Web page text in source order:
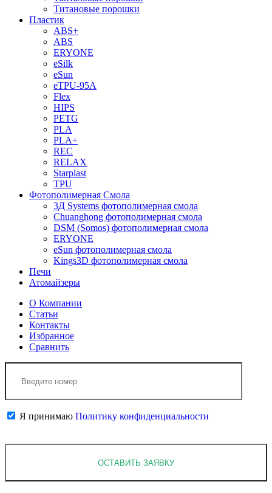
Титановые порошки
Пластик
ABS+
ABS
ERYONE
eSilk
eSun
eTPU-95A
Flex
HIPS
PETG
PLA
PLA+
REC
RELAX
Starplast
TPU
Фотополимерная Смола
3Д Systems фотополимерная смола
Chuanghong фотополимерная смола
DSM (Somos) фотополимерная смола
ERYONE
eSun фотополимерная смола
Kings3D фотополимерная смола
Печи
Атомайзеры
О Компании
Статьи
Контакты
Избранное
Сравнить
Я принимаю Политику конфиденциальности